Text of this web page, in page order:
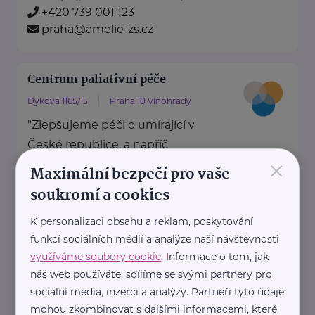
+420 739 001 123
praha@amelie-zs.cz
Centrum paliativní péče
Dykova 1165/15 Praha 10 Vinohrady
"Zlepšujeme péči o umírající v
České republice, a napříč
systémem zdravotní a sociální
Přinášíme data ...
https://paliativnicentrum.cz/
office@paliativnicentrum.cz
Nadace Dobrý anděl
×
Maximální bezpečí pro vaše
soukromí a cookies
K personalizaci obsahu a reklam, poskytování
funkcí sociálních médií a analýze naší návštěvnosti
využíváme soubory cookie. Informace o tom, jak
náš web používáte, sdílíme se svými partnery pro
sociální média, inzerci a analýzy. Partneři tyto údaje
mohou zkombinovat s dalšími informacemi, které